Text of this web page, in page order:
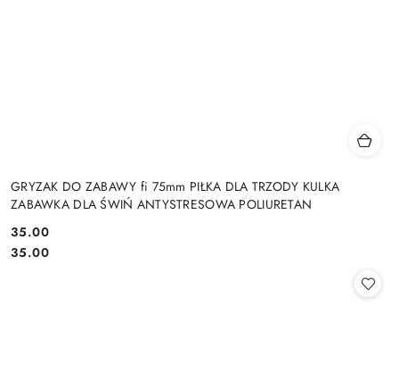
GRYZAK DO ZABAWY fi 75mm PIŁKA DLA TRZODY KULKA
ZABAWKA DLA ŚWIŃ ANTYSTRESOWA POLIURETAN
Cena:
35.00
Cena:
35.00